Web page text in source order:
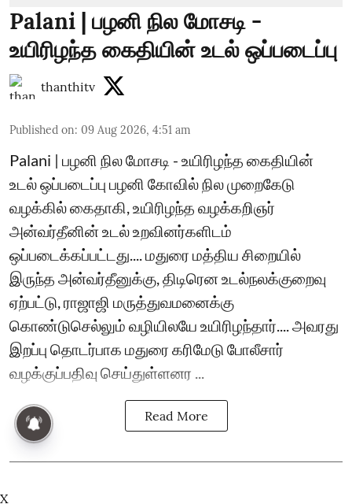
Palani | பழனி நில மோசடி -
உயிரிழந்த கைதியின் உடல் ஒப்படைப்பு
thanthitv
Published on: 09 Aug 2026, 4:51 am
Palani | பழனி நில மோசடி - உயிரிழந்த கைதியின்
உடல் ஒப்படைப்பு பழனி கோவில் நில முறைகேடு
வழக்கில் கைதாகி, உயிரிழந்த வழக்கறிஞர்
அன்வர்தீனின் உடல் உறவினர்களிடம்
ஒப்படைக்கப்பட்டது.... மதுரை மத்திய சிறையில்
இருந்த அன்வர்தீனுக்கு, திடிரென உடல்நலக்குறைவு
ஏற்பட்டு, ராஜாஜி மருத்துவமனைக்கு
கொண்டுசெல்லும் வழியிலயே உயிரிழந்தார்.... அவரது
இறப்பு தொடர்பாக மதுரை கரிமேடு போலீசார்
வழக்குப்பதிவு செய்துள்ளனர ...
Read More
X